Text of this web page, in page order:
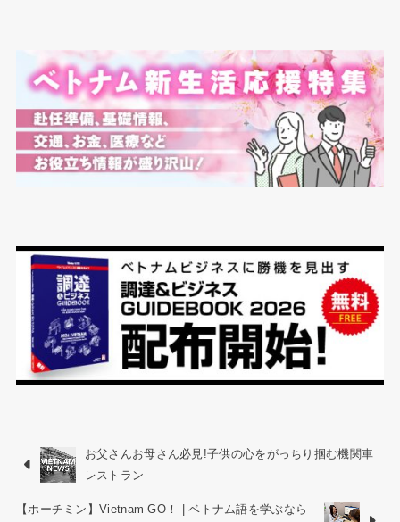
お父さんお母さん必見!子供の心をがっちり掴む機関車
レストラン
【ホーチミン】Vietnam GO！ | ベトナム語を学ぶなら